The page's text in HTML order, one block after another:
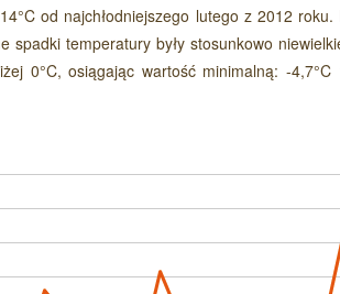
od najchłodniejszego lutego z 2012
spadki temperatury były stosunkowo
0°C, osiągając wartość minimalną: -